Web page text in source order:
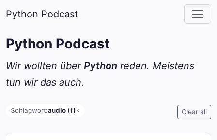
Python Podcast
Python Podcast
Wir wollten über Python reden. Meistens
tun wir das auch.
Schlagwort:audio (1)✕ Clear all